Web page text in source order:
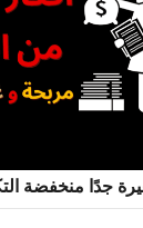
جدًا منخفضة